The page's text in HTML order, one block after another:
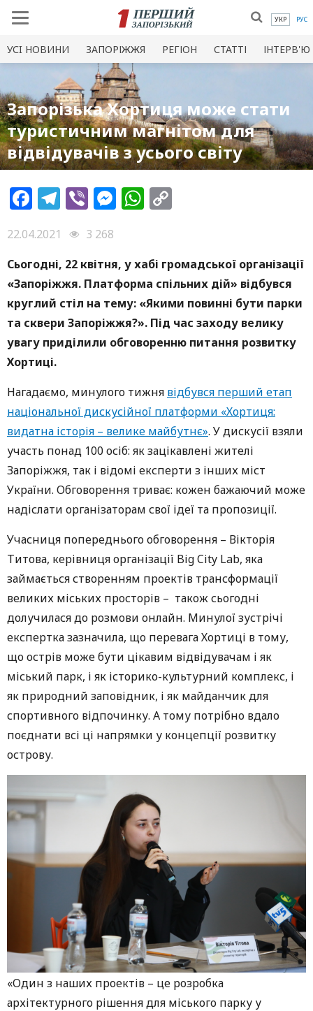
УКР РУС
УСI НОВИНИ ЗАПОРІЖЖЯ РЕГІОН СТАТТІ ІНТЕРВ'Ю
Запорізька Хортиця може стати
туристичним магнітом для
відвідувачів з усього світу
Facebook
Telegram
ViberMessenger
WhatsApp
22.04.2021
3 268
Сьогодні, 22 квітня, у хабі громадської організації
«Запоріжжя. Платформа спільних дій» відбувся
круглий стіл на тему: «Якими повинні бути парки
та сквери Запоріжжя?». Під час заходу велику
увагу приділили обговоренню питання розвитку
Хортиці.
Нагадаємо, минулого тижня відбувся перший етап
національної дискусійної платформи «Хортиця:
видатна історія – велике майбутнє». У дискусії взяли
участь понад 100 осіб: як зацікавлені жителі
Запоріжжя, так і відомі експерти з інших міст
України. Обговорення триває: кожен бажаючий може
надіслати організаторам свої ідеї та пропозиції.
Учасниця попереднього обговорення – Вікторія
Титова, керівниця організації Big City Lab, яка
займається створенням проектів трансформації
великих міських просторів – також сьогодні
долучилася до розмови онлайн. Минулої зустрічі
експертка зазначила, що перевага Хортиці в тому,
що острів може бути цікавим відвідувачам і як
міський парк, і як історико-культурний комплекс, і
як природний заповідник, і як майданчик для
спортивного відпочинку. А тому потрібно вдало
поєднати всі ці напрямки у концепції розвитку
острову.
«Один з наших проектів – це розробка
архітектурного рішення для міського парку у